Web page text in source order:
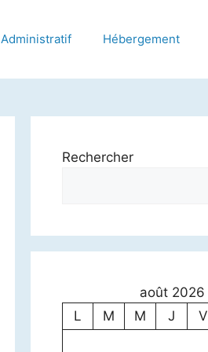
Administratif Hébergement
Rechercher
août 2026
L
M M J V